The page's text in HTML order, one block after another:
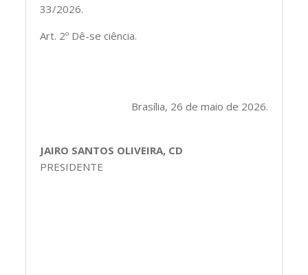
33/2026.
Art. 2º Dê-se ciência.
Brasília, 26 de maio de 2026.
JAIRO SANTOS OLIVEIRA, CD
PRESIDENTE